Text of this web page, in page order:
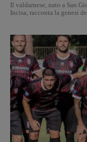
Il valdarnese, nato a San
Incisa, racconta la genesi del